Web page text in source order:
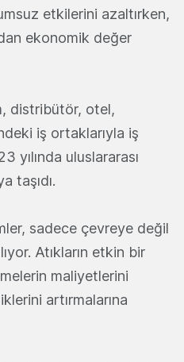
etkilerini azaltırken,
ekonomik değer
distribütör, otel,
iş ortaklarıyla iş
yılında uluslararası
taşıdı.
sadece çevreye değil
Atıkların etkin bir
maliyetlerini
artırmalarına